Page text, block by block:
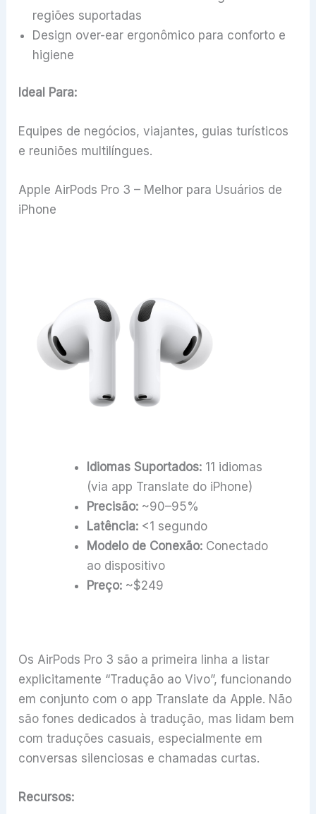
regiões suportadas
Design over-ear ergonômico para conforto e
higiene
Ideal Para:
Equipes de negócios, viajantes, guias turísticos
e reuniões multilíngues.
Apple AirPods Pro 3 – Melhor para Usuários de
iPhone
Idiomas Suportados:11 idiomas
(via app Translate do iPhone)
Precisão:~90–95%
Latência:<1 segundo
Modelo de Conexão:Conectado
ao dispositivo
Preço:~$249
Os AirPods Pro 3 são a primeira linha a listar
explicitamente “Tradução ao Vivo”, funcionando
em conjunto com o app Translate da Apple. Não
são fones dedicados à tradução, mas lidam bem
com traduções casuais, especialmente em
conversas silenciosas e chamadas curtas.
Recursos: